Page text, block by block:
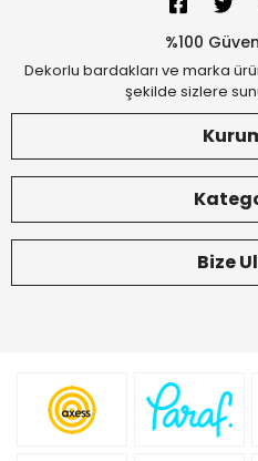
%100
Dekorlu bardakları ve marka
şekilde sizlere
Bize